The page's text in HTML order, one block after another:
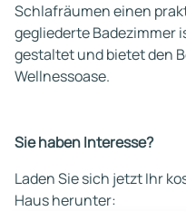
Schlafräumen einen
gegliederte Badezimmer
gestaltet und bietet den
Wellnessoase.
Sie haben Interesse?
Laden Sie sich jetzt Ihr
Haus herunter: